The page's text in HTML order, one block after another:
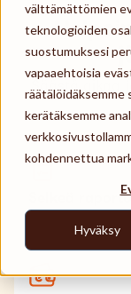
välttämättömien
teknologioiden
suostumuksesi
vapaaehtoisia
räätälöidäksemme
kerätäksemme
kohdennettua
Hyväksy
Tilaa
Käyttöpaikat
Tuki
Säästä aikaa
Selkeä